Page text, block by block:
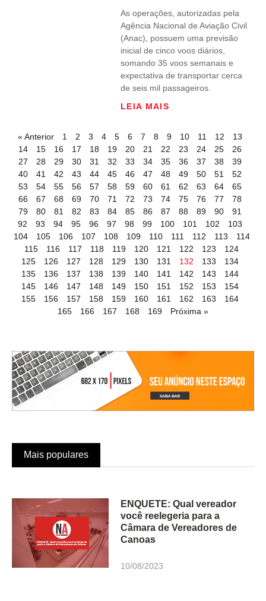
As operações, autorizadas pela
Agência Nacional de Aviação Civil
(Anac), possuem uma previsão
inicial de cinco voos diários,
somando 35 voos semanais e
expectativa de transportar cerca
de seis mil passageiros.
LEIA MAIS
« Anterior 1 2 3 4 5 6 7 8 9 10 11 12
13
14
15 16 17 18 19 20 21 22 23 24 25
26
27
28 29 30 31 32 33 34 35 36 37 38
39
40
41 42 43 44 45 46 47 48 49 50 51
52
53
54 55 56 57 58 59 60 61 62 63 64
65
66
67 68 69 70 71 72 73 74 75 76 77
78
79
80 81 82 83 84 85 86 87 88 89 90
91
92
93 94 95 96 97 98 99 100 101 102
103
104
105 106 107 108 109 110 111 112 113
114
115
116 117 118 119 120 121 122 123
124
125
126 127 128 129 130 131 132 133
134
135
136 137 138 139 140 141 142 143
144
145
146 147 148 149 150 151 152 153
154
155
156 157 158 159 160 161 162 163
164
165
166 167 168 169 Próxima »
Mais populares
ENQUETE: Qual vereador
você reelegeria para a
Câmara de Vereadores de
Canoas
10/08/2023